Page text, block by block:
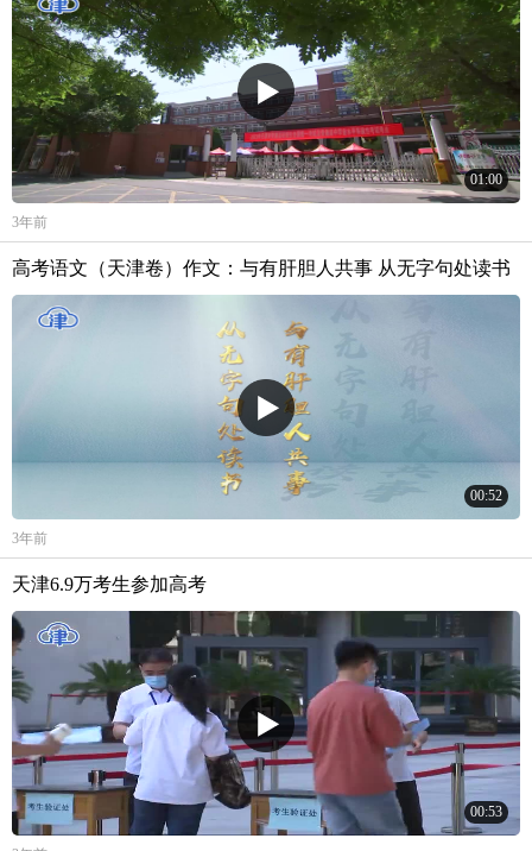
01:00
3年前
高考语文（天津卷）作文：与有肝胆人共事 从无字句处读书
00:52
3年前
天津6.9万考生参加高考
00:53